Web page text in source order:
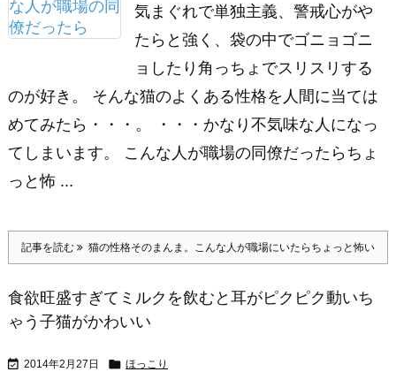
気まぐれで単独主義、警戒心がや
たらと強く、袋の中でゴニョゴニ
ョしたり角っちょでスリスリする
のが好き。 そんな猫のよくある性格を人間に当ては
めてみたら・・・。 ・・・かなり不気味な人になっ
てしまいます。 こんな人が職場の同僚だったらちょ
っと怖 ...
記事を読む 猫の性格そのまんま。こんな人が職場にいたらちょっと怖い
食欲旺盛すぎてミルクを飲むと耳がピクピク動いち
ゃう子猫がかわいい
 2014年2月27日  ほっこり